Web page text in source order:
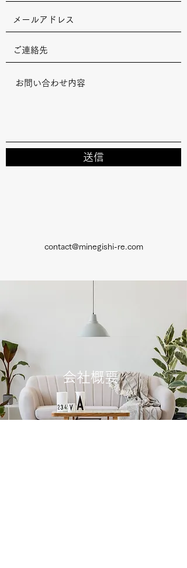
送信
contact@minegishi-re.com
会社概要